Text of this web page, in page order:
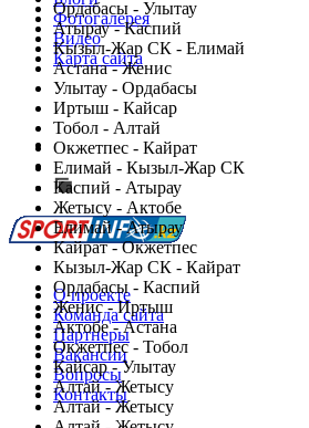
Ордабасы - Улытау
Атырау - Каспий
Кызыл-Жар СК - Елимай
Астана - Женис
Улытау - Ордабасы
Иртыш - Кайсар
Тобол - Алтай
Окжетпес - Кайрат
Елимай - Кызыл-Жар СК
Каспий - Атырау
Жетысу - Актобе
Елимай - Атырау
Кайрат - Окжетпес
Кызыл-Жар СК - Кайрат
Ордабасы - Каспий
Женис - Иртыш
Актобе - Астана
Окжетпес - Тобол
Кайсар - Улытау
Алтай - Жетысу
Алтай - Жетысу
Фотогалерея
Видео
Карта сайта
Есть идея?
Сообщить о мероприятии
Перейти на старый сайт
О проекте
Команда сайта
Партнеры
Вакансии
Вопросы
Контакты